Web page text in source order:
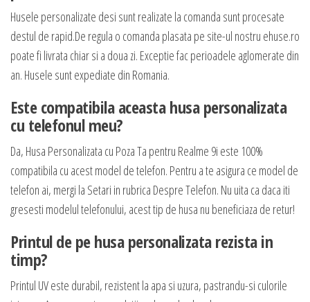
Husele personalizate desi sunt realizate la comanda sunt procesate
destul de rapid.De regula o comanda plasata pe site-ul nostru ehuse.ro
poate fi livrata chiar si a doua zi. Exceptie fac perioadele aglomerate din
an. Husele sunt expediate din Romania.
Este compatibila aceasta husa personalizata
cu telefonul meu?
Da, Husa Personalizata cu Poza Ta pentru Realme 9i este 100%
compatibila cu acest model de telefon. Pentru a te asigura ce model de
telefon ai, mergi la Setari in rubrica Despre Telefon. Nu uita ca daca iti
gresesti modelul telefonului, acest tip de husa nu beneficiaza de retur!
Printul de pe husa personalizata rezista in
timp?
Printul UV este durabil, rezistent la apa si uzura, pastrandu-si culorile